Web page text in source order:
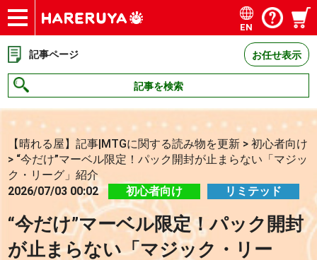
ショップ
買取
記事
デッキ検索
デッキ構築
選手一覧
店舗一覧
イベント
お問い合わせ
EN
記事ページ お任せ表示
記事を検索
【晴れる屋】記事|MTGに関する読み物を更新 >初心者向け
> “今だけ”マーベル限定！パック開封が止まらない「マジッ
ク・リーグ」紹介
2026/07/03 00:02
初心者向け リミテッド
“今だけ”マーベル限定！パック開封
が止まらない「マジック・リー